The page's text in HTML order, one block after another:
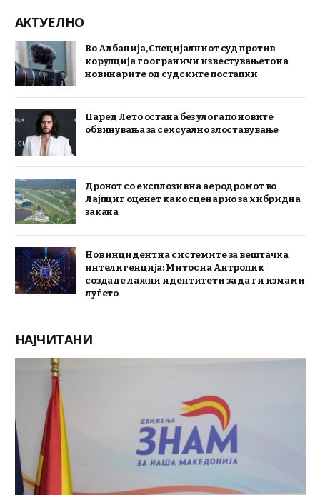
АКТУЕЛНО
Во Албанија, Специјалниот суд против
корупција го ограничи известувањето на
новинарите од судските постапки
Џаред Лето остана без улога по новите
обвинувања за сексуално злоставување
Дронот со експлозив на аеродромот во
Лајпциг оценет како сценарио за хибридна
закана
Нов инцидент на системите за вештачка
интелигенција: Митос на Антропик
создаде лажни идентитети за да ги измами
луѓето
НАЈЧИТАНИ